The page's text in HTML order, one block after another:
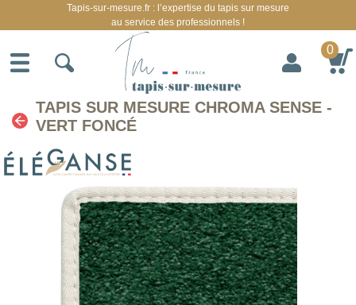
TAPIS SUR MESURE CHROMA SENSE -
VERT FONCÉ
Tapis-sur-mesure.fr : l’expertise du tapis sur mesure
au service des professionnels !
0